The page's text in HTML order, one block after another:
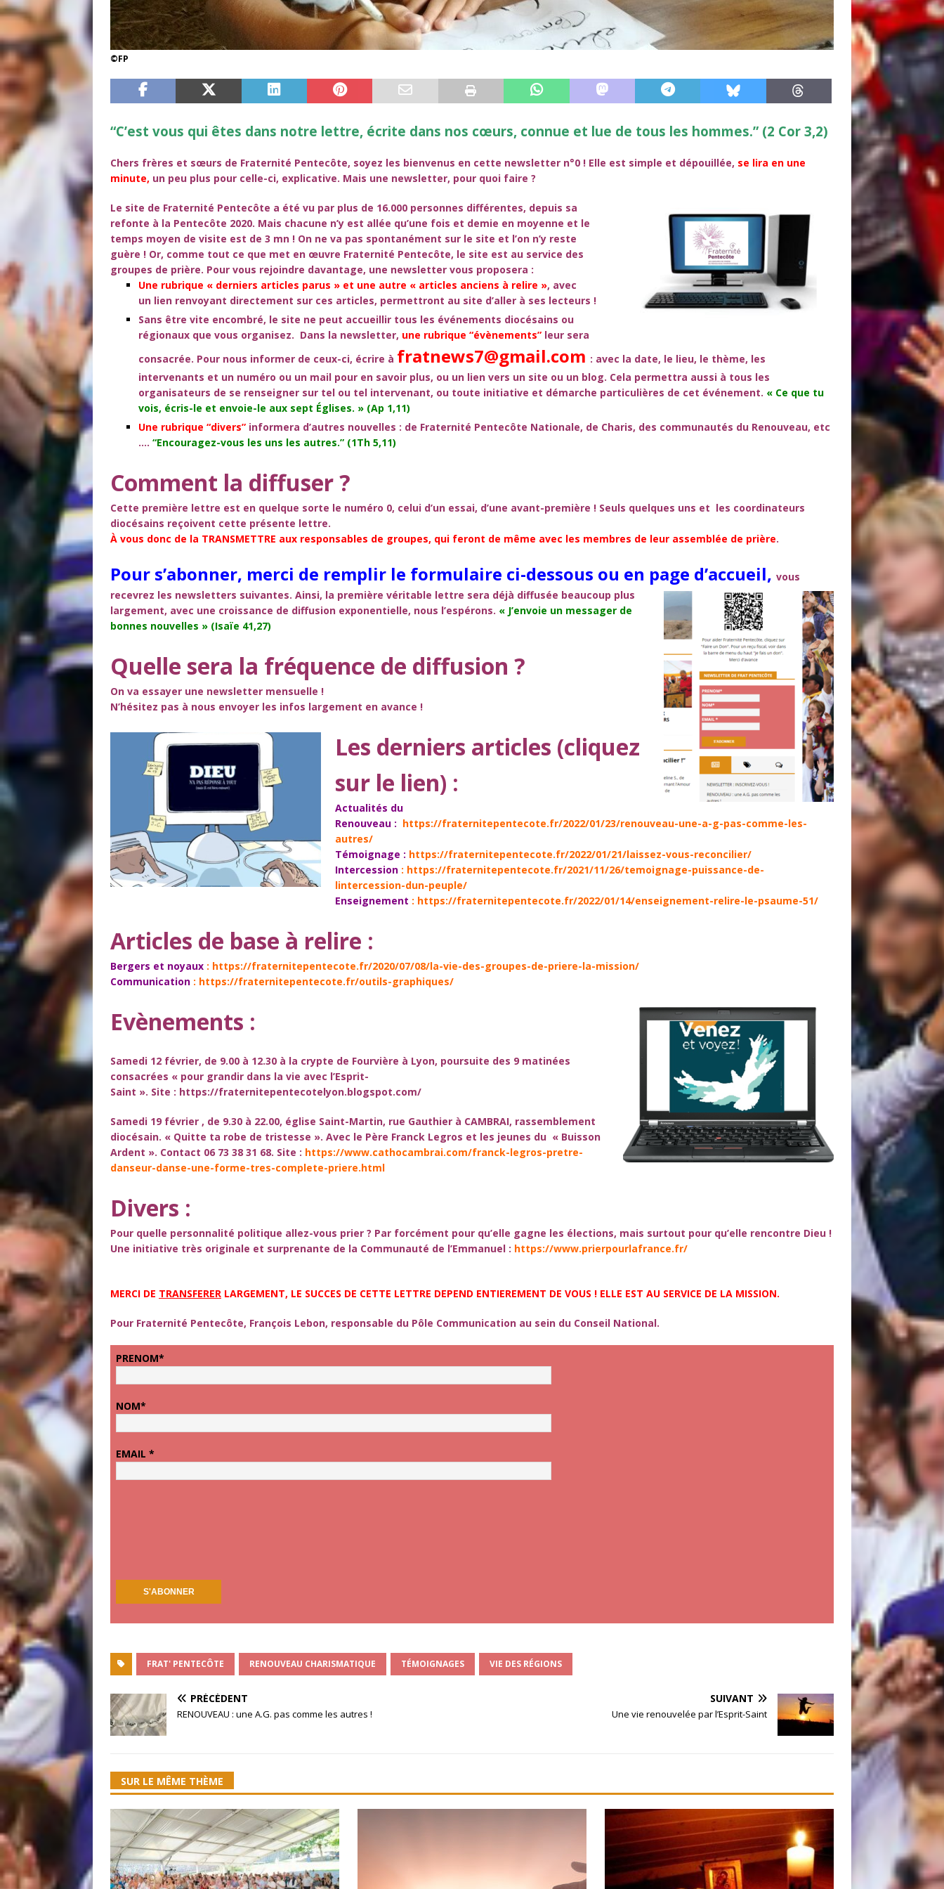
©FP
“C’est vous qui êtes dans notre lettre, écrite dans nos cœurs, connue et lue de tous les hommes.” (2 Cor 3,2)
Chers frères et sœurs de Fraternité Pentecôte, soyez les bienvenus en cette newsletter n°0 ! Elle est simple et dépouillée, se lira en une
minute, un peu plus pour celle-ci, explicative. Mais une newsletter, pour quoi faire ?
Le site de Fraternité Pentecôte a été vu par plus de 16.000 personnes différentes, depuis sa
refonte à la Pentecôte 2020. Mais chacune n’y est allée qu’une fois et demie en moyenne et le
temps moyen de visite est de 3 mn ! On ne va pas spontanément sur le site et l’on n’y reste
guère ! Or, comme tout ce que met en œuvre Fraternité Pentecôte, le site est au service des
groupes de prière. Pour vous rejoindre davantage, une newsletter vous proposera :
Une rubrique « derniers articles parus » et une autre « articles anciens à relire », avec
un lien renvoyant directement sur ces articles, permettront au site d’aller à ses lecteurs !
Sans être vite encombré, le site ne peut accueillir tous les événements diocésains ou
régionaux que vous organisez. Dans la newsletter, une rubrique “évènements” leur sera
consacrée. Pour nous informer de ceux-ci, écrire à fratnews7@gmail.com : avec la date, le lieu, le thème, les
intervenants et un numéro ou un mail pour en savoir plus, ou un lien vers un site ou un blog. Cela permettra aussi à tous les
organisateurs de se renseigner sur tel ou tel intervenant, ou toute initiative et démarche particulières de cet événement. « Ce que tu
vois, écris-le et envoie-le aux sept Églises. » (Ap 1,11)
Une rubrique “divers” informera d’autres nouvelles : de Fraternité Pentecôte Nationale, de Charis, des communautés du Renouveau, etc
…. “Encouragez-vous les uns les autres.” (1Th 5,11)
Comment la diffuser ?
Cette première lettre est en quelque sorte le numéro 0, celui d’un essai, d’une avant-première ! Seuls quelques uns et les coordinateurs
diocésains reçoivent cette présente lettre.
À vous donc de la TRANSMETTRE aux responsables de groupes, qui feront de même avec les membres de leur assemblée de prière.
Pour s’abonner, merci de remplir le formulaire ci-dessous ou en page d’accueil, vous
recevrez les newsletters suivantes. Ainsi, la première véritable lettre sera déjà diffusée beaucoup plus
largement, avec une croissance de diffusion exponentielle, nous l’espérons. « J’envoie un messager de
bonnes nouvelles » (Isaïe 41,27)
Quelle sera la fréquence de diffusion ?
On va essayer une newsletter mensuelle !
N’hésitez pas à nous envoyer les infos largement en avance !
Les derniers articles (cliquez
sur le lien) :
Actualités du
Renouveau : https://fraternitepentecote.fr/2022/01/23/renouveau-une-a-g-pas-comme-les-
autres/
Témoignage : https://fraternitepentecote.fr/2022/01/21/laissez-vous-reconcilier/
Intercession : https://fraternitepentecote.fr/2021/11/26/temoignage-puissance-de-
lintercession-dun-peuple/
Enseignement : https://fraternitepentecote.fr/2022/01/14/enseignement-relire-le-psaume-51/
Articles de base à relire :
Bergers et noyaux : https://fraternitepentecote.fr/2020/07/08/la-vie-des-groupes-de-priere-la-mission/
Communication : https://fraternitepentecote.fr/outils-graphiques/
Evènements :
Samedi 12 février, de 9.00 à 12.30 à la crypte de Fourvière à Lyon, poursuite des 9 matinées
consacrées « pour grandir dans la vie avec l’Esprit-
Saint ». Site : https://fraternitepentecotelyon.blogspot.com/
Samedi 19 février , de 9.30 à 22.00, église Saint-Martin, rue Gauthier à CAMBRAI, rassemblement
diocésain. « Quitte ta robe de tristesse ». Avec le Père Franck Legros et les jeunes du « Buisson
Ardent ». Contact 06 73 38 31 68. Site : https://www.cathocambrai.com/franck-legros-pretre-
danseur-danse-une-forme-tres-complete-priere.html
Divers :
Pour quelle personnalité politique allez-vous prier ? Par forcément pour qu’elle gagne les élections, mais surtout pour qu’elle rencontre Dieu !
Une initiative très originale et surprenante de la Communauté de l’Emmanuel : https://www.prierpourlafrance.fr/
MERCI DE TRANSFERER LARGEMENT, LE SUCCES DE CETTE LETTRE DEPEND ENTIEREMENT DE VOUS ! ELLE EST AU SERVICE DE LA MISSION.
Pour Fraternité Pentecôte, François Lebon, responsable du Pôle Communication au sein du Conseil National.
PRENOM*
NOM*
EMAIL *
FRAT' PENTECÔTE RENOUVEAU CHARISMATIQUE TÉMOIGNAGES VIE DES RÉGIONS
PRÉCÉDENT
RENOUVEAU : une A.G. pas comme les autres !
SUIVANT
Une vie renouvelée par l’Esprit-Saint
SUR LE MÊME THÈME